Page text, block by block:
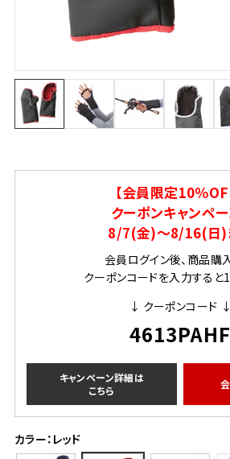
【会員限定10％
クーポンキャンペー
8/7(金)～8/16(日)
会員ログイン後、商品購
クーポンコードを入力すると
↓ クーポンコード ↓
4613PAHF
キャンペーン詳細は
こちら
カラー：レッド